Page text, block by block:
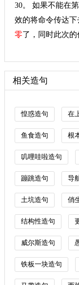
30。 如果不能在
效的将命令传达
零了，同时此次的
相关造句
惶惑造句 在
鱼食造句 根
叽哩哇啦造句
蹦跳造句 导
土坑造句 俏
结构性造句
威尔斯造句
铁板一块造句